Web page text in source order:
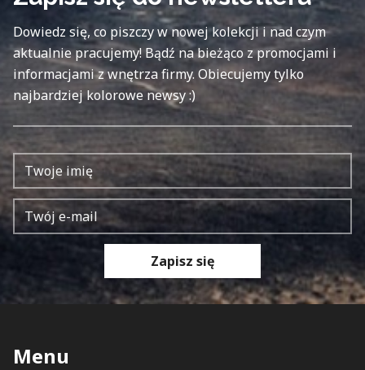
Dowiedz się, co piszczy w nowej kolekcji i nad czym
aktualnie pracujemy! Bądź na bieżąco z promocjami i
informacjami z wnętrza firmy. Obiecujemy tylko
najbardziej kolorowe newsy :)
Zapisz się
Menu